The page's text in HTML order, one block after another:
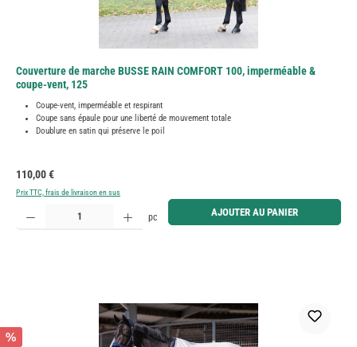
Couverture de marche BUSSE RAIN COMFORT 100, imperméable &
coupe-vent, 125
Coupe-vent, imperméable et respirant
Coupe sans épaule pour une liberté de mouvement totale
Doublure en satin qui préserve le poil
Prix régulier :
110,00 €
Prix TTC, frais de livraison en sus
Quantité de produit : Entrez la quantité souhaitée ou utilisez les boutons pour augmenter ou
pc AJOUTER AU PANIER
%